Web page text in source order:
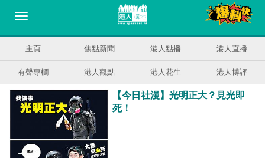
主頁 焦點新聞 港人點播 港人直播
有聲專欄 港人觀點 港人花生 港人博評
【今日社漫】光明正大？見光即
死！